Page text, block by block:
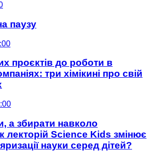
паузу
проєктів до роботи в
три хімікині про свій
а збирати навколо
лекторій Science Kids змінює
науки серед дітей?